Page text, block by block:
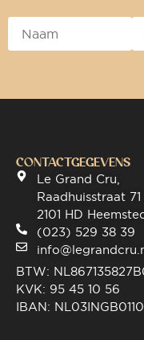
CONTACTGEGEVENS
Le Grand Cru,
Raadhuisstraat 71
2101 HD
(023) 529 38 39
BTW:
KVK: 95 45 10 56
IBAN: